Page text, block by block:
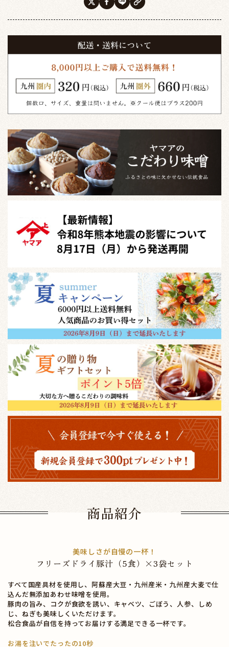
商品紹介
美味しさが自慢の一杯！
フリーズドライ豚汁（5食）×3袋セット
すべて国産具材を使用し、阿蘇産大豆・九州産米・九州産大麦で仕
込んだ無添加あわせ味噌を使用。
豚肉の旨み、コクが食欲を誘い、キャベツ、ごぼう、人参、しめ
じ、ねぎも美味しくいただけます。
松合食品が自信を持ってお届けする満足できる一杯です。
お湯を注いでたったの10秒